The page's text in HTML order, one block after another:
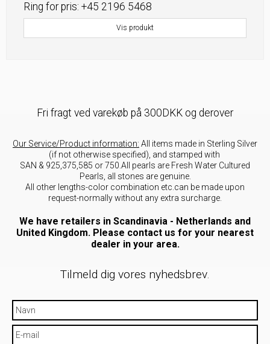
Ring for pris: +45 2196 5468
Vis produkt
Fri fragt ved varekøb på 300DKK og derover
Our Service/Product information: All items made in Sterling Silver
(if not otherwise specified), and stamped with
SAN & 925,375,585 or 750.All pearls are Fresh Water Cultured
Pearls, all stones are genuine.
All other lengths-color combination etc.can be made upon
request-normally without any extra surcharge.
We have retailers in Scandinavia - Netherlands and
United Kingdom. Please contact us for your nearest
dealer in your area.
Tilmeld dig vores nyhedsbrev.